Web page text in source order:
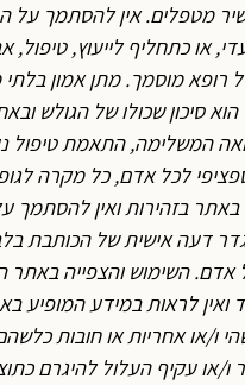
מטפלים. אין להסתמך על
או כתחליף לייעוץ, טיפול,
מוסמך. מתן אמון בלתי
סיכון שכולו של הגולש
המשלימה, התאמת טיפול
לכל אדם, כל מקרה
בזהירות ואין להסתמך
דעה אישית של הכותבת בלבד
השימוש והצפייה באתר
לראות במידע המופיע
ו/או אחריות או חובות כלשהם
או עקיף העלול להיגרם